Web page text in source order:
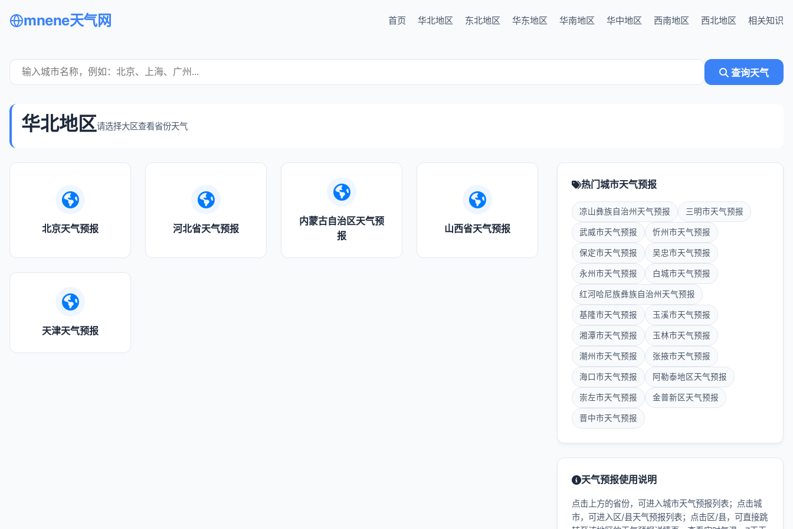
mnene天气网 首页 华北地区 东北地区 华东地区 华南地区 华中地区 西南地区 西北地区 相关知识
查询天气
华北地区请选择大区查看省份天气
北京天气预报 河北省天气预报
内蒙古自治区天气预
报
山西省天气预报
天津天气预报
热门城市天气预报
凉山彝族自治州天气预报 三明市天气预报
武威市天气预报 忻州市天气预报
保定市天气预报 吴忠市天气预报
永州市天气预报 白城市天气预报
红河哈尼族彝族自治州天气预报
基隆市天气预报 玉溪市天气预报
湘潭市天气预报 玉林市天气预报
潮州市天气预报 张掖市天气预报
海口市天气预报 阿勒泰地区天气预报
崇左市天气预报 金普新区天气预报
晋中市天气预报
天气预报使用说明
点击上方的省份，可进入城市天气预报列表；点击城
市，可进入区/县天气预报列表；点击区/县，可直接跳